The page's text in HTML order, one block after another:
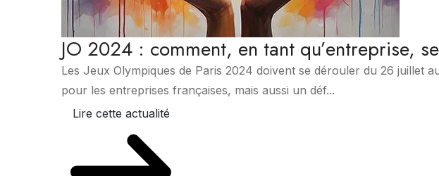
JO 2024 : comment, en tant qu’entreprise,
Les Jeux Olympiques de Paris 2024 doivent se dérouler du 26 juillet
pour les entreprises françaises, mais aussi un déf...
Lire cette actualité